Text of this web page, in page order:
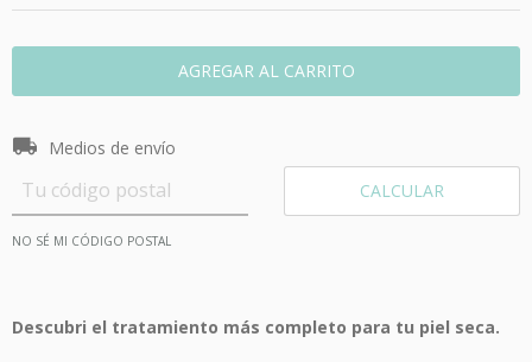
Entregas para el CP:
Medios de envío
CALCULAR
NO SÉ MI CÓDIGO POSTAL
Descubri el tratamiento más completo para tu piel seca.